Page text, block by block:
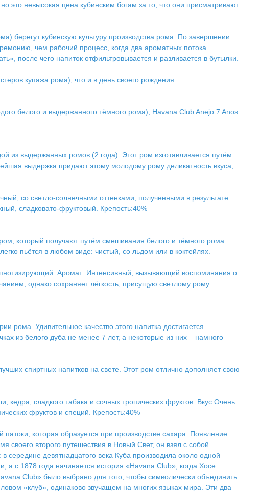
это невысокая цена кубинским богам за то, что они присматривают
берегут кубинскую культуру производства рома. По завершении
чем рабочий процесс, когда два ароматных потока
после чего напиток отфильтровывается и разливается в бутылки.
купажа рома), что и в день своего рождения.
белого и выдержанного тёмного рома), Havana Club Anejo 7 Anos
из выдержанных ромов (2 года). Этот ром изготавливается путём
выдержка придают этому молодому рому деликатность вкуса,
со светло-солнечными оттенками, полученными в результате
сладковато-фруктовый. Крепость:40%
который получают путём смешивания белого и тёмного рома.
пьётся в любом виде: чистый, со льдом или в коктейлях.
Аромат: Интенсивный, вызывающий воспоминания о
однако сохраняет лёгкость, присущую светлому рому.
рома. Удивительное качество этого напитка достигается
из белого дуба не менее 7 лет, а некоторые из них – намного
спиртных напитков на свете. Этот ром отлично дополняет свою
кедра, сладкого табака и сочных тропических фруктов. Вкус:Очень
фруктов и специй. Крепость:40%
которая образуется при производстве сахара. Появление
своего второго путешествия в Новый Свет, он взял с собой
середине девятнадцатого века Куба производила около одной
а с 1878 года начинается история «Havana Club», когда Хосе
Club» было выбрано для того, чтобы символически объединить
«клуб», одинаково звучащем на многих языках мира. Эти два